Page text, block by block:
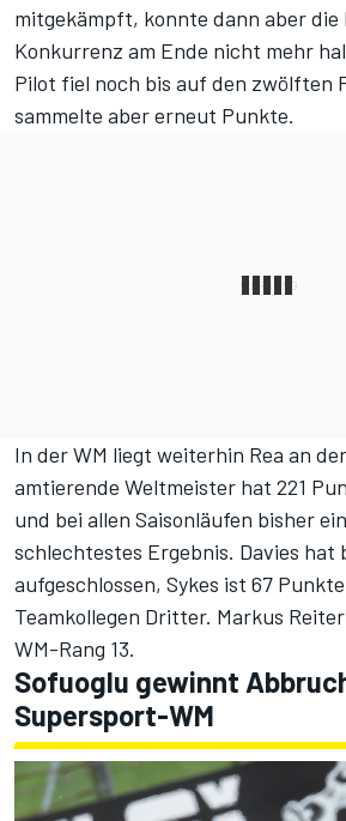
mitgekämpft, konnte dann aber die
Konkurrenz am Ende nicht mehr
Pilot fiel noch bis auf den zwölften
sammelte aber erneut Punkte.
In der WM liegt weiterhin Rea an
amtierende Weltmeister hat 221
und bei allen Saisonläufen bisher
schlechtestes Ergebnis. Davies hat
aufgeschlossen, Sykes ist 67
Teamkollegen Dritter. Markus
WM-Rang 13.
Sofuoglu gewinnt
Supersport-WM